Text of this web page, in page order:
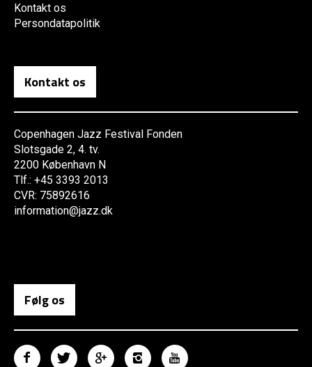
Kontakt os
Persondatapolitik
Kontakt os
Copenhagen Jazz Festival Fonden
Slotsgade 2, 4. tv.
2200 København N
Tlf.: +45 3393 2013
CVR: 75892616
information@jazz.dk
Følg os